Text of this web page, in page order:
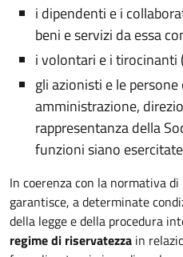
i dipendenti e i
beni e servizi da essa
i volontari e i tirocinanti
gli azionisti e le
amministrazione,
rappresentanza della
funzioni siano
In coerenza con la normativa
garantisce, a determinate
della legge e della procedura
regime di riservatezza in